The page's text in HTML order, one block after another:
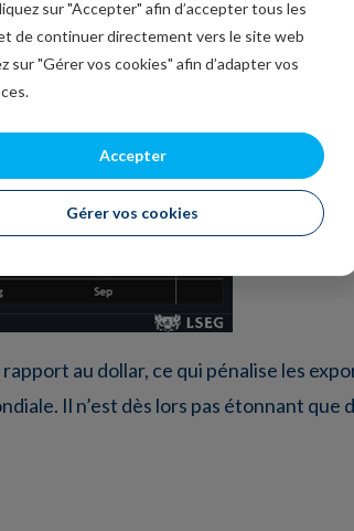
au dollar, ce qui pénalise les
Il n’est dès lors pas étonnant que
sur "Accepter" afin d’accepter tous les
de continuer directement vers le site web
sur "Gérer vos cookies" afin d’adapter vos
Accepter
Gérer vos cookies